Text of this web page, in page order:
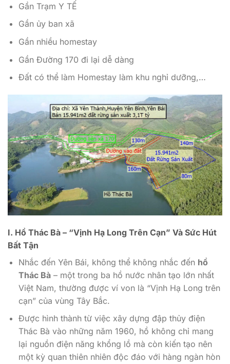
Gần Trạm Y TẾ
Gần ủy ban xã
Gần nhiều homestay
Gần Đường 170 đi lại dễ dàng
Đất có thể làm Homestay làm khu nghỉ dưỡng,…
I. Hồ Thác Bà – “Vịnh Hạ Long Trên Cạn” Và Sức Hút
Bất Tận
Nhắc đến Yên Bái, không thể không nhắc đến hồ
Thác Bà– một trong ba hồ nước nhân tạo lớn nhất
Việt Nam, thường được ví von là “Vịnh Hạ Long trên
cạn” của vùng Tây Bắc.
Được hình thành từ việc xây dựng đập thủy điện
Thác Bà vào những năm 1960, hồ không chỉ mang
lại nguồn điện năng khổng lồ mà còn kiến tạo nên
một kỳ quan thiên nhiên độc đáo với hàng ngàn hòn